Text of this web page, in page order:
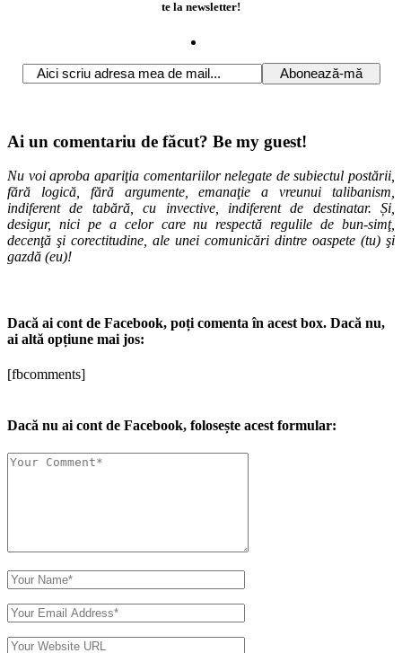
te la newsletter!
Ai un comentariu de făcut? Be my guest!
Nu voi aproba apariţia comentariilor nelegate de subiectul postării,
fără logică, fără argumente, emanaţie a vreunui talibanism,
indiferent de tabără, cu invective, indiferent de destinatar. Și,
desigur, nici pe a celor care nu respectă regulile de bun-simţ,
decenţă şi corectitudine, ale unei comunicări dintre oaspete (tu) şi
gazdă (eu)!
Dacă ai cont de Facebook, poți comenta în acest box. Dacă nu,
ai altă opțiune mai jos:
[fbcomments]
Dacă nu ai cont de Facebook, folosește acest formular: